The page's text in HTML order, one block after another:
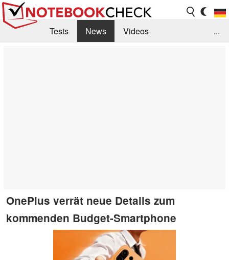
Tests News
Videos
...
OnePlus verrät neue Details zum
kommenden Budget-Smartphone